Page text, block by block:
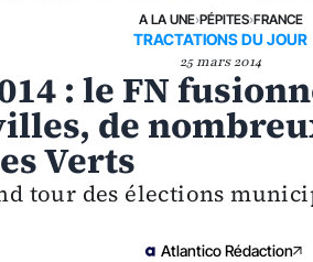
A LA UNE›PÉPITES›FRANCE
TRACTATIONS DU JOUR
25 mars 2014
: le FN
de
Verts
tour des élections
Atlantico Rédaction